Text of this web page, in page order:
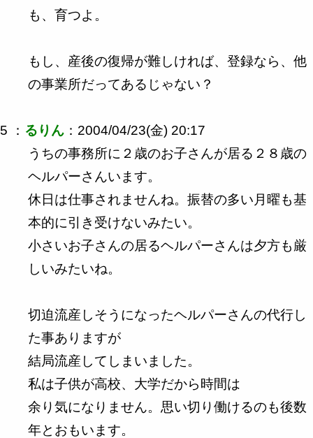
も、育つよ。
もし、産後の復帰が難しければ、登録なら、他
の事業所だってあるじゃない？
5 ： るりん ：2004/04/23(金) 20:17
うちの事務所に２歳のお子さんが居る２８歳の
ヘルパーさんいます。
休日は仕事されませんね。振替の多い月曜も基
本的に引き受けないみたい。
小さいお子さんの居るヘルパーさんは夕方も厳
しいみたいね。
切迫流産しそうになったヘルパーさんの代行し
た事ありますが
結局流産してしまいました。
私は子供が高校、大学だから時間は
余り気になりません。思い切り働けるのも後数
年とおもいます。